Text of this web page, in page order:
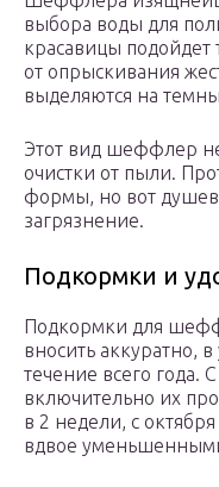
выбора воды для
красавицы подойдет
от опрыскивания
выделяются на
Этот вид шеффлер
очистки от пыли.
формы, но вот
загрязнение.
Подкормки и
Подкормки для
вносить аккуратно,
течение всего года.
включительно их
в 2 недели, с
вдвое